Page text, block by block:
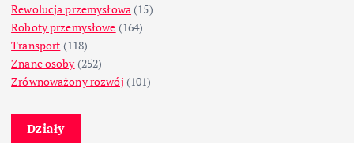
Rewolucja przemysłowa (15)
Roboty przemysłowe (164)
Transport (118)
Znane osoby (252)
Zrównoważony rozwój (101)
Działy